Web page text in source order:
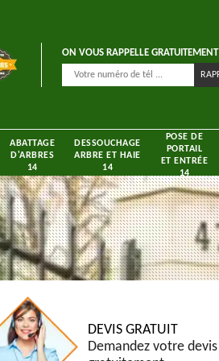
ON VOUS RAPPELLE GRATUITEMENT
ABATTAGE
D'ARBRES
14
DESSOUCHAGE
ARBRE ET HAIE
14
POSE DE
PORTAIL
ET ENTRÉE
14
DEVIS GRATUIT
Demandez votre devis